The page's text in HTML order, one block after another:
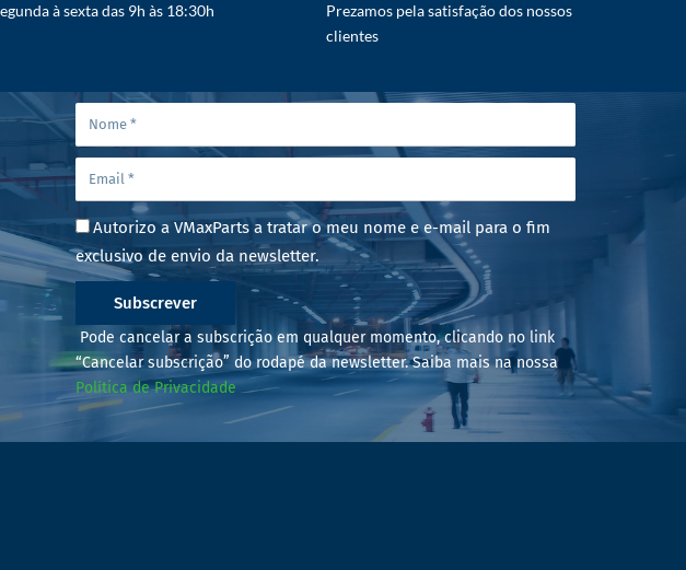
à sexta das 9h às 18:30h
Prezamos pela satisfação dos nossos
clientes
Autorizo a VMaxParts a tratar o meu nome e e-mail para o fim
exclusivo de envio da newsletter.
Subscrever
Pode cancelar a subscrição em qualquer momento, clicando no link
“Cancelar subscrição” do rodapé da newsletter. Saiba mais na nossa
Política de Privacidade